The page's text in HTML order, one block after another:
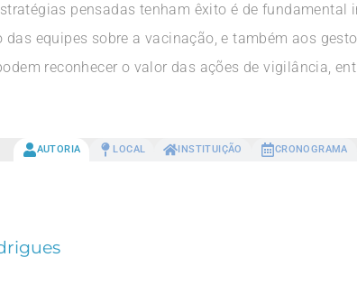
pensadas tenham êxito é de
equipes sobre a vacinação, e também aos
reconhecer o valor das ações de vigilância,
AUTORIA LOCAL INSTITUIÇÃO CRONOGRAMA